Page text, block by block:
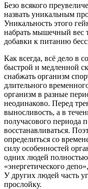
Безо всякого
назвать уникальным
Уникальность этого
набрать мышечный вес
добавки к питанию
Как всегда, всё дело в
быстрой и медленной
снабжать организм
длительного
организм в разные
неодинаково. Перед
выносливость, а в
получасового периода
восстанавливаться.
определиться со
силу особенностей
одних людей полностью
«энергетического
У других людей часть
прослойку.